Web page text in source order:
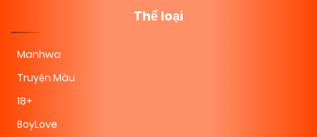
Thể loại
Manhwa
Truyện Màu
18+
BoyLove